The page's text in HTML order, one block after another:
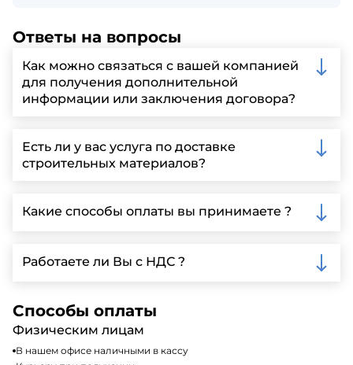
Ответы на вопросы
Как можно связаться с вашей компанией
для получения дополнительной
информации или заключения договора?
запрос через нашу официальную почту или
заполнить форму на нашем сайте для более
детальной информации и организации встречи.
Есть ли у вас услуга по доставке
строительных материалов?
Ленинградской области, у нас собственный
автопарк, для обеспечения быстрой и надежной
Какие способы оплаты вы принимаете ?
включая наличные, банковские переводы,
кредитные карты. Подробную информацию о
Работаете ли Вы с НДС ?
налогообложения, т.е с НДС 20%
Способы оплаты
Физическим лицам
В нашем офисе наличными в кассу